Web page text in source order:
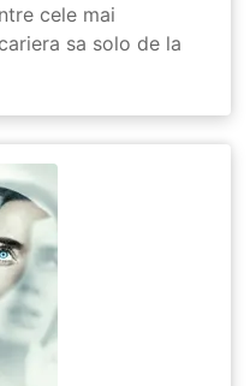
cele mai
sa solo de la